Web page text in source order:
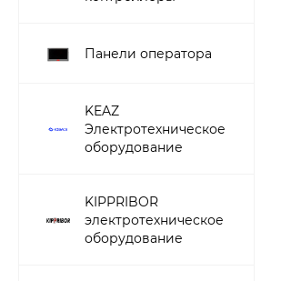
Панели оператора
KEAZ
Электротехническое
оборудование
KIPPRIBOR
электротехническое
оборудование